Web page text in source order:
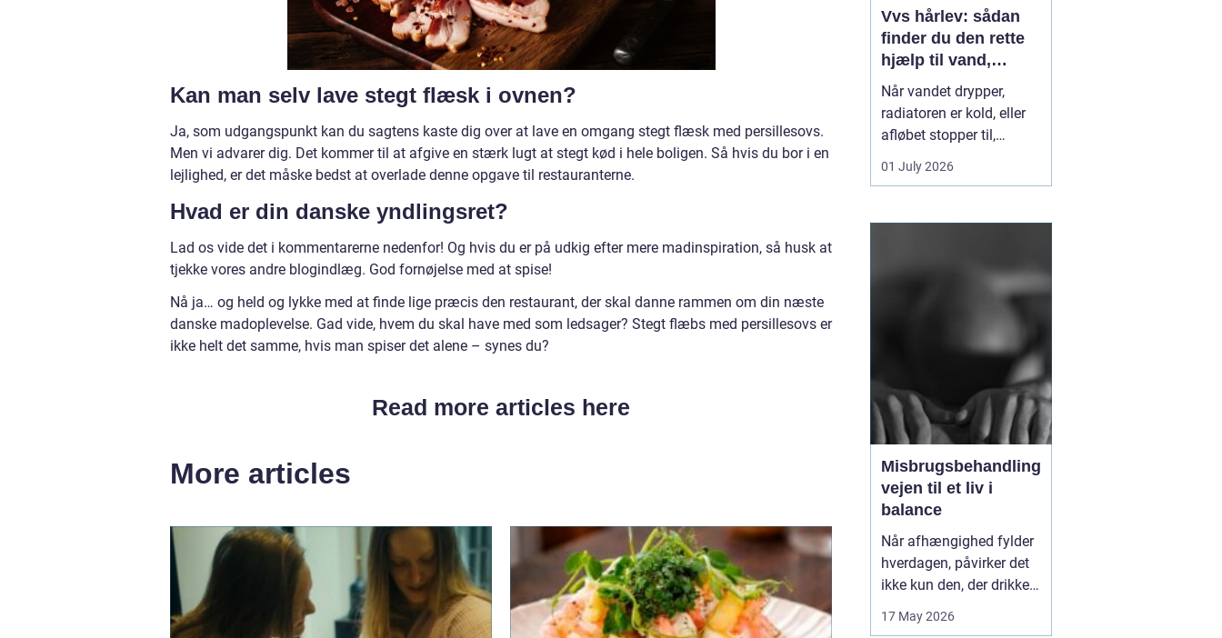
Kan man selv lave stegt flæsk i ovnen?
Ja, som udgangspunkt kan du sagtens kaste dig over at lave en omgang stegt flæsk med persillesovs.
Men vi advarer dig. Det kommer til at afgive en stærk lugt at stegt kød i hele boligen. Så hvis du bor i en
lejlighed, er det måske bedst at overlade denne opgave til restauranterne.
Hvad er din danske yndlingsret?
Lad os vide det i kommentarerne nedenfor! Og hvis du er på udkig efter mere madinspiration, så husk at
tjekke vores andre blogindlæg. God fornøjelse med at spise!
Nå ja… og held og lykke med at finde lige præcis den restaurant, der skal danne rammen om din næste
danske madoplevelse. Gad vide, hvem du skal have med som ledsager? Stegt flæbs med persillesovs er
ikke helt det samme, hvis man spiser det alene – synes du?
Read more articles here
More articles
Vvs hårlev: sådan
finder du den rette
hjælp til vand,
varme og sanitet
Når vandet drypper,
radiatoren er kold, eller
afløbet stopper til,
mærker du hurtigt, hvor
afhængig du er af
installationer. I Hårlev og
rolle for både private
01 July 2026
Misbrugsbehandling
vejen til et liv i
balance
Når afhængighed fylder
hverdagen, påvirker det
ikke kun den, der drikker,
medicin. Hele familien
17 May 2026